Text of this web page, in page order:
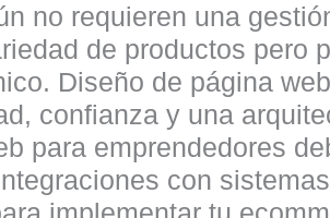
no requieren una
de productos pero
Diseño de página
confianza y una
para emprendedores
con